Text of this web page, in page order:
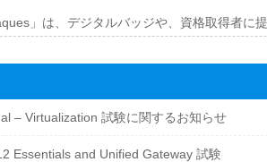
」は、デジタルバッジや、資格取得者に
– Virtualization 試験に関するお知らせ
Essentials and Unified Gateway 試験